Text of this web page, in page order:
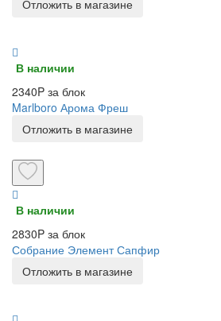
Отложить в магазине
В наличии
2340P за блок
Marlboro Арома Фреш
Отложить в магазине
В наличии
2830P за блок
Собрание Элемент Сапфир
Отложить в магазине